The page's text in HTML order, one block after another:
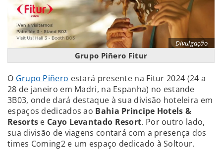
Divulgação
Grupo Piñero Fitur
O Grupo Piñero estará presente na Fitur 2024 (24 a
28 de janeiro em Madri, na Espanha) no estande
3B03, onde dará destaque à sua divisão hoteleira em
espaços dedicados ao Bahia Principe Hotels &
Resorts e Cayo Levantado Resort. Por outro lado,
sua divisão de viagens contará com a presença dos
times Coming2 e um espaço dedicado à Soltour.